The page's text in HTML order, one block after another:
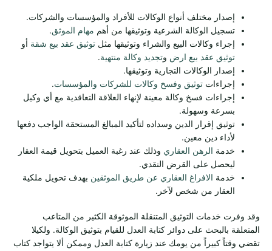
إصدار مختلف أنواع الوكالات للأفراد والمؤسسات والشركات.
تسجيل الوكالة الشرعية وتوثيقها من أهم مهام الموثق.
إجراء وكالات البيع والشراء وتوثيقها مثل توثيق عقد بيع شقة أو
توثيق عقد بيع ارض وتجديد وكالة منتهية.
إصدار الوكالات التجارية وتوثيقها.
إجراءات توثيق وفسخ وكالات للشركات والمؤسسات.
إجراءات فسخ وكالة معينة لإنهاء العلاقة التعاقدية مع أي وكيل
بسرعة وسهولة.
توثيق إقرار الدين وسداده لتأكيد المبالغ المستحقة الواجب دفعها
لأداء دين معين.
خدمة الرهن العقاري وذلك عند رغبة العميل بتحويل قيمة العقار
ليحصل على القرض النقدي.
خدمة الافراغ العقاري عن طريق الموثقين بهدف تحويل ملكية
العقار من شخص لآخر.
وقد وفرت خدمات التوثيق المتنقلة الموثوقة الكثير من المتاعب
المتعلقة بالبحث على دوائر كتابة العدل للقيام بتوثيق الوكالة. ولكيلا
تقضي وقتاً كبيراً من يومك عند زيارة كتابة العدل وممكن ألا يتواجد كتاب